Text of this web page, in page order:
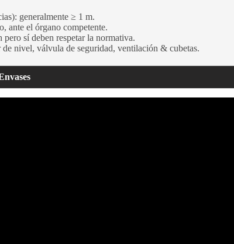
generalmente ≥ 1 m.
ante el órgano competente.
sí deben respetar la normativa.
nivel, válvula de seguridad, ventilación & cubetas.